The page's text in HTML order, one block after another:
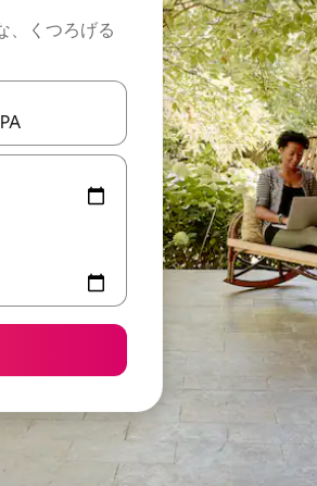
、くつろげる
キーを使って移動するか、画面をタッチま